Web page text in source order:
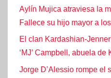
Aylín Mujica atraviesa la
Fallece su hijo mayor a
El clan Kardashian-
‘MJ’ Campbell, abuela de
Jorge D’Alessio rompe el